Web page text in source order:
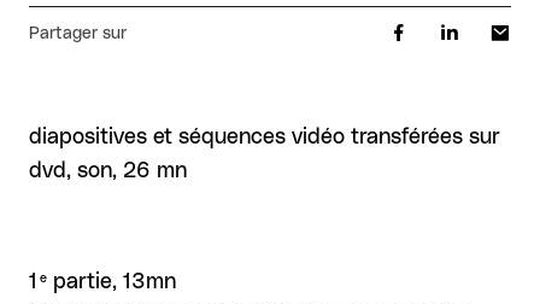
Partager sur
diapositives et séquences vidéo transférées sur
dvd, son, 26 mn
1 e partie, 13mn